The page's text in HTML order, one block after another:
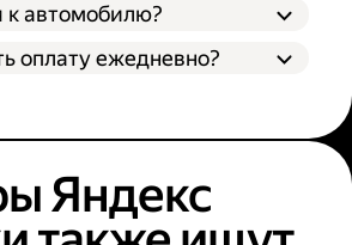
к автомобилю?
оплату ежедневно?
Яндекс